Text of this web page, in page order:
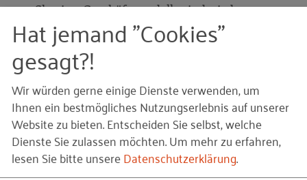
Sharing-Geschäftsmodelle sind wiederum
meist auf innovative Ertragsmodelle, wie Abos,
Pay-per-Use-Ansätze und ähnliches
angewiesen.
Und selbst der Corona-bedingte Vorschub von
Außer-Haus-Geschäften blieb nicht ohne
Auswirkung auf Prozessabläufe, Marketing und
Preisgestaltung.
Damit ist Nachhaltigkeit aus einzelbetrieblicher
Hat jemand "Cookies"
gesagt?!
Wir würden gerne einige Dienste verwenden, um
Ihnen ein bestmögliches Nutzungserlebnis auf unserer
Website zu bieten. Entscheiden Sie selbst, welche
Dienste Sie zulassen möchten.Um mehr zu erfahren,
lesen Sie bitte unsereDatenschutzerklärung.